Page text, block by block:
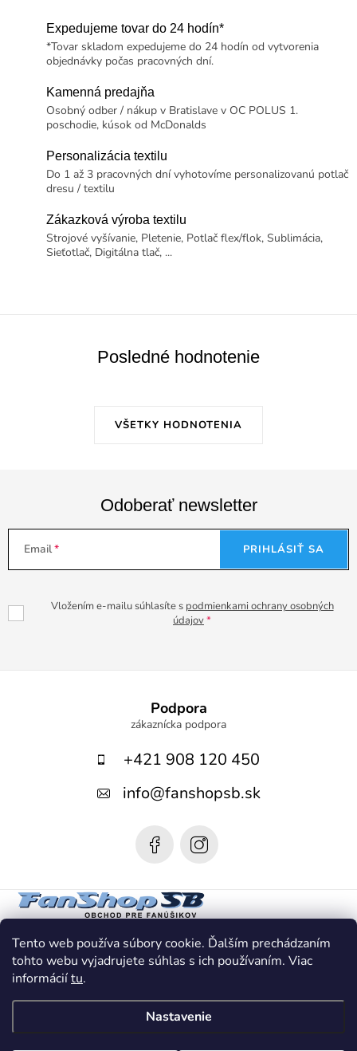
Tento web používa súbory cookie. Ďalším prechádzaním
tohto webu vyjadrujete súhlas s ich používaním. Viac
informáciítu.
Nastavenie
Expedujeme tovar do 24 hodín*
*Tovar skladom expedujeme do 24 hodín od vytvorenia
objednávky počas pracovných dní.
Kamenná predajňa
Osobný odber / nákup v Bratislave v OC POLUS 1.
poschodie, kúsok od McDonalds
Personalizácia textilu
Do 1 až 3 pracovných dní vyhotovíme personalizovanú potlač
dresu / textilu
Zákazková výroba textilu
Strojové vyšívanie, Pletenie, Potlač flex/flok, Sublimácia,
Sieťotlač, Digitálna tlač, ...
Posledné hodnotenie
VŠETKY HODNOTENIA
Odoberať newsletter
Email
Vložením e-mailu súhlasíte s podmienkami ochrany osobných
údajov
PRIHLÁSIŤ SA
Podpora
+421 908 120 450
info@fanshopsb.sk